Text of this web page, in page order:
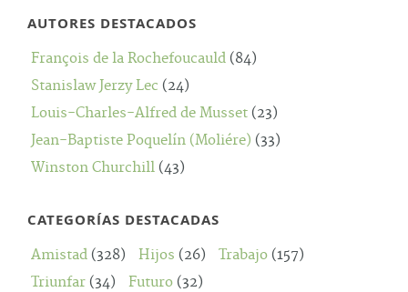
AUTORES DESTACADOS
François de la Rochefoucauld (84)
Stanislaw Jerzy Lec (24)
Louis-Charles-Alfred de Musset (23)
Jean-Baptiste Poquelín (Moliére) (33)
Winston Churchill (43)
CATEGORÍAS DESTACADAS
Amistad (328) Hijos (26) Trabajo (157)
Triunfar (34) Futuro (32)